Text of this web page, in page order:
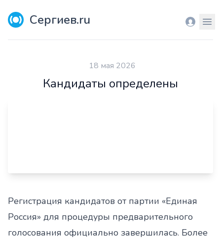
Сергиев.ru Вход
18 мая 2026
Кандидаты определены
Регистрация кандидатов от партии «Единая
Россия» для процедуры предварительного
голосования официально завершилась. Более